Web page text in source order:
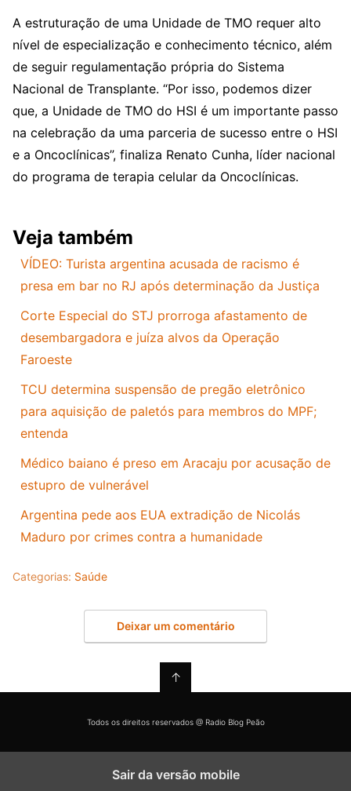
A estruturação de uma Unidade de TMO requer alto
nível de especialização e conhecimento técnico, além
de seguir regulamentação própria do Sistema
Nacional de Transplante. “Por isso, podemos dizer
que, a Unidade de TMO do HSI é um importante passo
na celebração da uma parceria de sucesso entre o HSI
e a Oncoclínicas”, finaliza Renato Cunha, líder nacional
do programa de terapia celular da Oncoclínicas.
Veja também
VÍDEO: Turista argentina acusada de racismo é
presa em bar no RJ após determinação da Justiça
Corte Especial do STJ prorroga afastamento de
desembargadora e juíza alvos da Operação
Faroeste
TCU determina suspensão de pregão eletrônico
para aquisição de paletós para membros do MPF;
entenda
Médico baiano é preso em Aracaju por acusação de
estupro de vulnerável
Argentina pede aos EUA extradição de Nicolás
Maduro por crimes contra a humanidade
Categorias: Saúde
Deixar um comentário
↑
Todos os direitos reservados @ Radio Blog Peão
Sair da versão mobile